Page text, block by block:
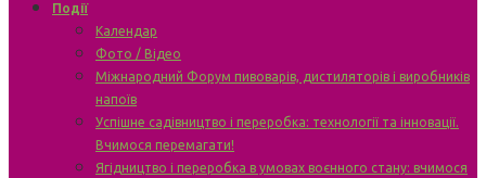
Події
Календар
Фото / Відео
Міжнародний Форум пивоварів, дистиляторів і виробників
напоїв
Успішне садівництво і переробка: технології та інновації.
Вчимося перемагати!
Ягідництво і переробка в умовах воєнного стану: вчимося